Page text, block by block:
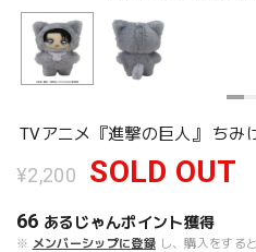
TVアニメ『進撃の巨人』 ちみ
¥2,200 SOLD OUT
66 あるじゃんポイント獲得
※ メンバーシップに登録 し、購入をする